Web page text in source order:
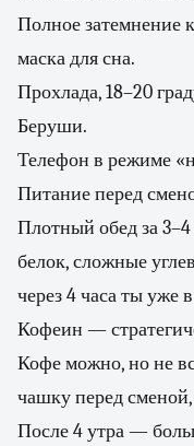
Полное
маска для сна.
Прохлада, 18–20
Беруши.
Телефон в режиме
Питание перед
Плотный обед за
белок, сложные
через 4 часа ты уже
Кофеин —
Кофе можно, но не
чашку перед
После 4 утра —